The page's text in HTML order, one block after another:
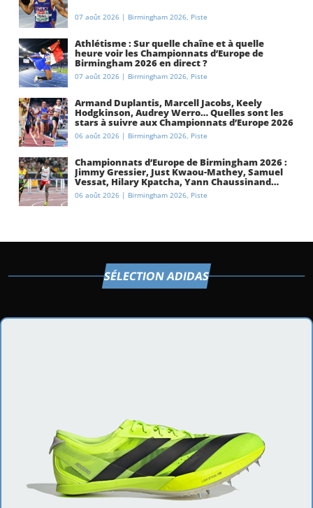
07 août 2026 | Birmingham 2026, Piste
Athlétisme : Sur quelle chaîne et à quelle
heure voir les Championnats d’Europe de
Birmingham 2026 en direct ?
07 août 2026 | Birmingham 2026, Piste
Armand Duplantis, Marcell Jacobs, Keely
Hodgkinson, Audrey Werro… Quelles sont les
stars à suivre aux Championnats d’Europe 2026
à Birmingham ?
06 août 2026 | Birmingham 2026, Piste
Championnats d’Europe de Birmingham 2026 :
Jimmy Gressier, Just Kwaou-Mathey, Samuel
Vessat, Hilary Kpatcha, Yann Chaussinand…
Présentation de l’équipe de France
d’athlétisme
06 août 2026 | Birmingham 2026, Piste
SÉLECTION ADIDAS